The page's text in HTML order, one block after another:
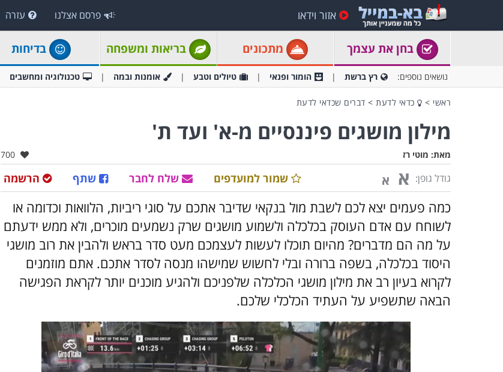
אזור וידאו פרסם אצלנו עזרה
בחן את עצמך מתכונים בריאות ומשפחה בדיחות
נושאים נוספים: רץ ברשת הומור ופנאי טיולים וטבע אומנות ובמה טכנולוגיה ומחשבים
ראשי > כדאי לדעת > דברים שכדאי לדעת
מילון מושגים פיננסיים מ-א' ועד ת'
מאת: מוטי רז אהבו:
700
גודל גופן: א א הרשמה שתף שלח לחבר שמור למועדפים
כמה פעמים יצא לכם לשבת מול בנקאי שדיבר אתכם על סוגי ריביות, הלוואות וכדומה או
לשוחח עם אדם העוסק בכלכלה ולשמוע מושגים שרק נשמעים מוכרים, ולא ממש ידעתם
על מה הם מדברים? מהיום תוכלו לעשות לעצמכם מעט סדר בראש ולהבין את רוב מושגי
היסוד בכלכלה, בשפה ברורה ובלי לחשוש שמישהו מנסה לסדר אתכם. אתם מוזמנים
לקרוא בעיון רב את מילון מושגי הכלכלה שלפניכם ולהגיע מוכנים יותר לקראת הפגישה
הבאה שתשפיע על העתיד הכלכלי שלכם.